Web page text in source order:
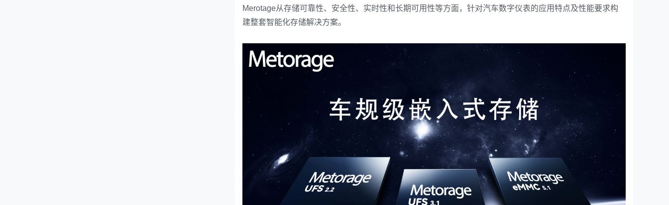
Merotage从存储可靠性、安全性、实时性和长期可用性等方面，针对汽车数字仪表的应用特点及性能要求构
建整套智能化存储解决方案。